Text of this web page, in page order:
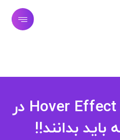
آموزش تکنیک Hover Effect در